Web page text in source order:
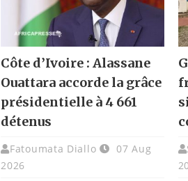
Côte d’Ivoire : Alassane
Ouattara accorde la grâce
présidentielle à 4 661
détenus
Fatoumata Diallo
07 Aug
2026